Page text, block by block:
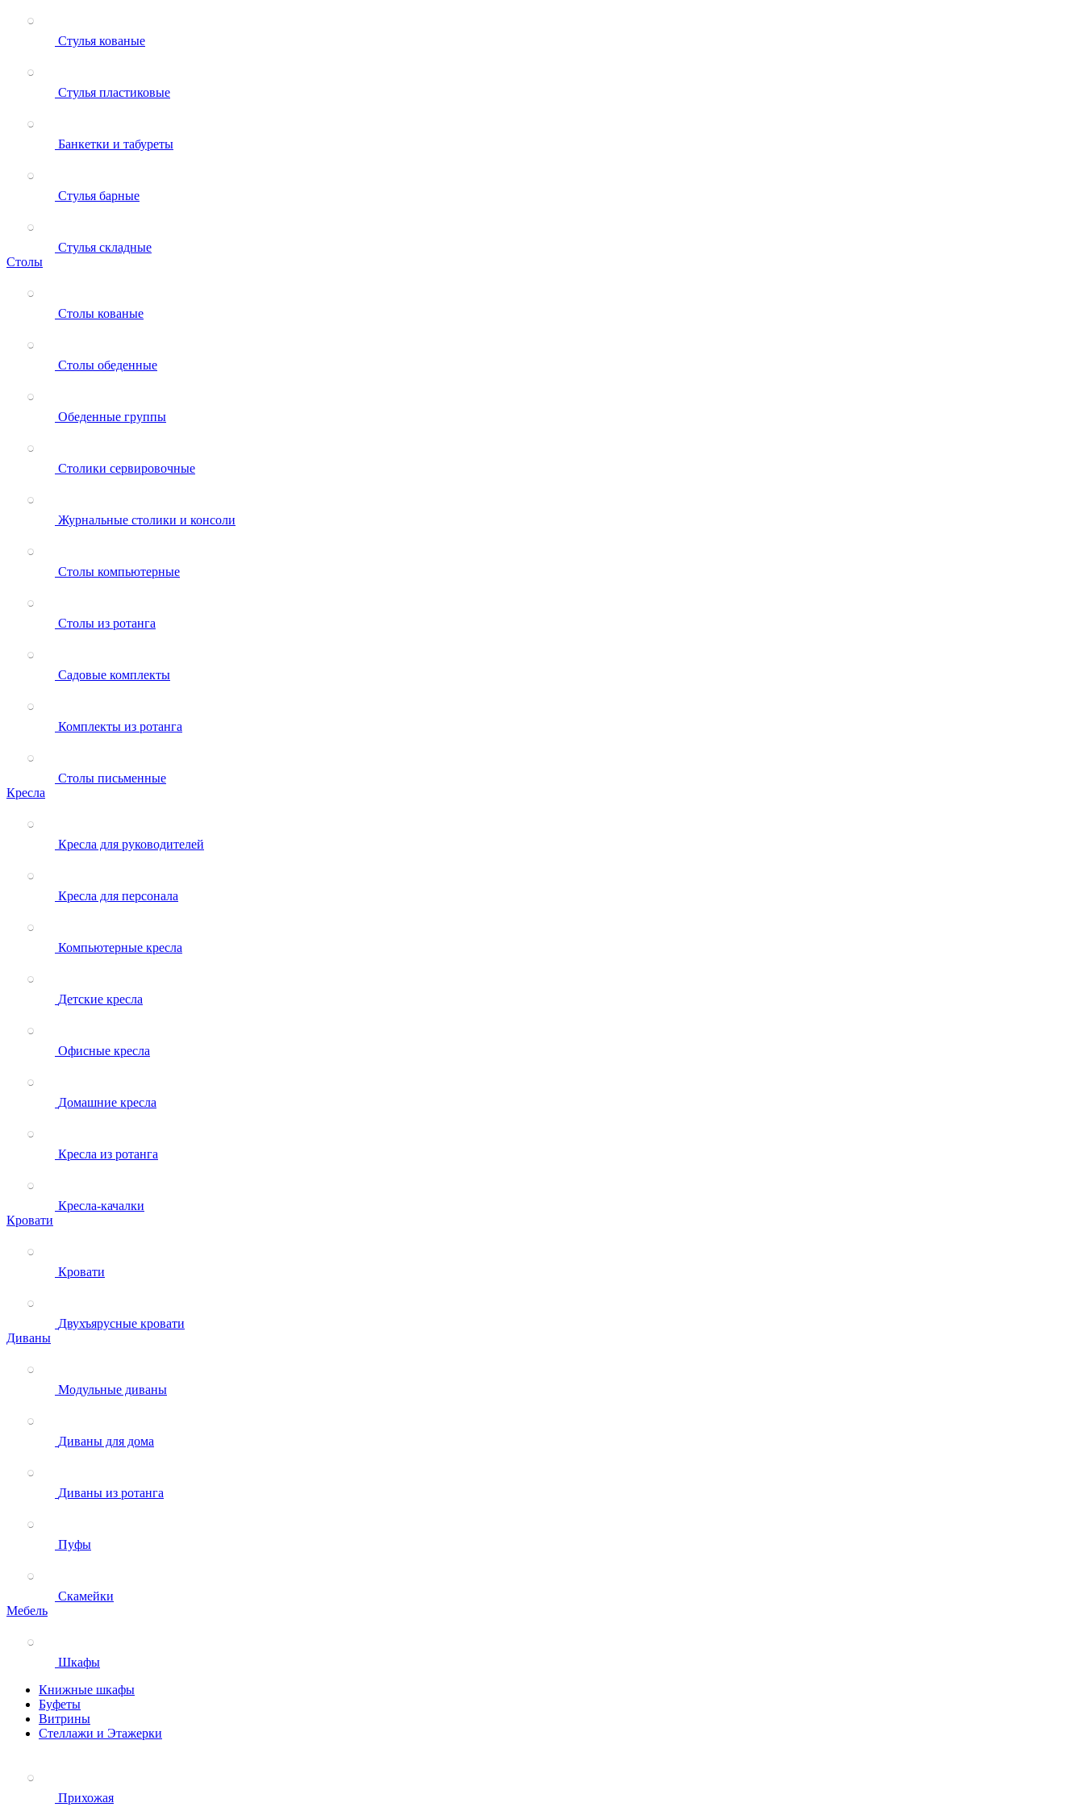
Стулья кованые
Стулья пластиковые
Банкетки и табуреты
Стулья барные
Стулья складные
Столы
Столы кованые
Столы обеденные
Обеденные группы
Столики сервировочные
Журнальные столики и консоли
Столы компьютерные
Столы из ротанга
Садовые комплекты
Комплекты из ротанга
Столы письменные
Кресла
Кресла для руководителей
Кресла для персонала
Компьютерные кресла
Детские кресла
Офисные кресла
Домашние кресла
Кресла из ротанга
Кресла-качалки
Кровати
Кровати
Двухъярусные кровати
Диваны
Модульные диваны
Диваны для дома
Диваны из ротанга
Пуфы
Скамейки
Мебель
Шкафы
Книжные шкафы
Буфеты
Витрины
Стеллажи и Этажерки
Прихожая